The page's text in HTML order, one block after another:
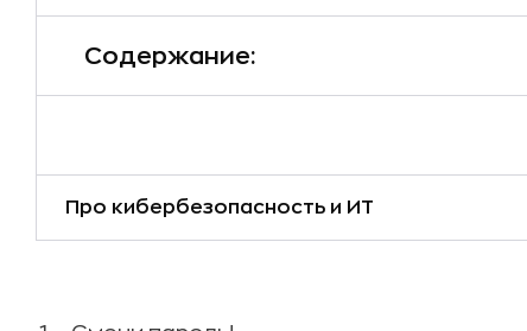
Содержание:
Про кибербезопасность и ИТ